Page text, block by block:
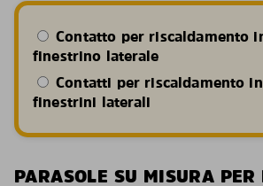
Contatto per riscaldamento
finestrino laterale
Contatti per riscaldamento
finestrini laterali
PARASOLE SU MISURA